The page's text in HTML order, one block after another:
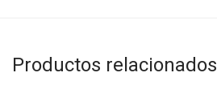
Productos relacionados